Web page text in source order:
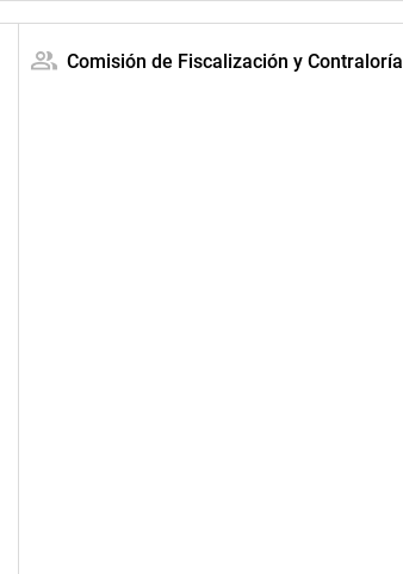
Comisión de Fiscalización y Contraloría